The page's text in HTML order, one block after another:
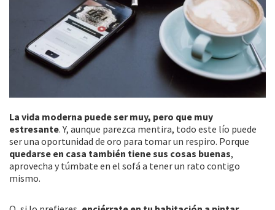
La vida moderna puede ser muy, pero que muy
estresante. Y, aunque parezca mentira, todo este lío puede
ser una oportunidad de oro para tomar un respiro. Porque
quedarse en casa también tiene sus cosas buenas,
aprovecha y túmbate en el sofá a tener un rato contigo
mismo.